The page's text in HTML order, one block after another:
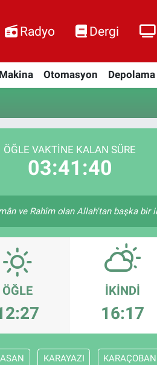
Radyo Dergi
Makina Otomasyon
ÖĞLE VAKTINE KALAN SÜRE
03:41:39
ve Rahîm olan Allah'tan başka bir
ÖĞLE İKINDI
16:17
KARAYAZI KARAÇOBAN